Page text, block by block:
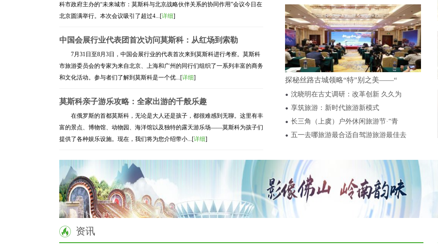
科市政府主办的“未来城市：莫斯科与北京战略伙伴关系的协同作用”会议今日在
北京圆满举行。本次会议吸引了超过4...[详细]
中国会展行业代表团首次访问莫斯科：从红场到索勒
7月31日至8月3日，中国会展行业的代表首次来到莫斯科进行考察。莫斯科
市旅游委员会的专家为来自北京、上海和广州的同行们组织了一系列丰富的商务
和文化活动。参与者们了解到莫斯科是一个优...[详细]
莫斯科亲子游乐攻略：全家出游的千般乐趣
在俄罗斯的首都莫斯科，无论是大人还是孩子，都很难感到无聊。这里有丰
富的景点、博物馆、动物园、海洋馆以及独特的露天游乐场——莫斯科为孩子们
提供了各种娱乐设施。现在，我们将为您介绍带小...[详细]
探秘丝路古城领略“特”别之美——“
沈晓明在古丈调研：改革创新 久久为
享筑旅游：新时代旅游新模式
长三角（上虞）户外休闲旅游节·“青
五一去哪旅游最合适自驾游旅游最佳去
资讯